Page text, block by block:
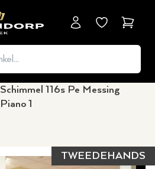
Schimmel 116s Pe Messing
Piano 1
TWEEDEHANDS